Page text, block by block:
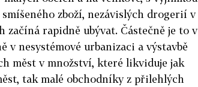
zboží, nezávislých drogerií v
začíná rapidně ubývat. Částečně je to v
v nesystémové urbanizaci a výstavbě
měst v množství, které likviduje jak
tak malé obchodníky z přilehlých